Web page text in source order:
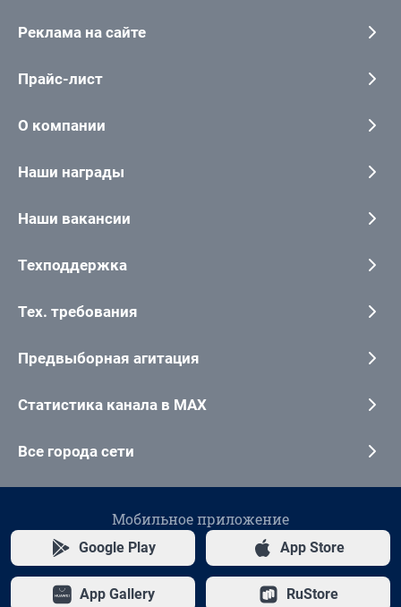
Реклама на сайте
Прайс-лист
О компании
Наши награды
Наши вакансии
Техподдержка
Тех. требования
Предвыборная агитация
Статистика канала в MAX
Все города сети
Мобильное приложение
Google Play App Store
App Gallery RuStore